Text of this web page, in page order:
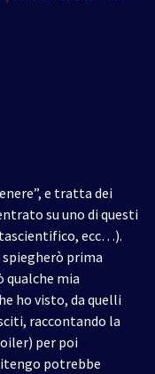
e tratta dei
su uno di questi
ecc…).
spiegherò prima
qualche mia
ho visto, da quelli
raccontando la
per poi
potrebbe